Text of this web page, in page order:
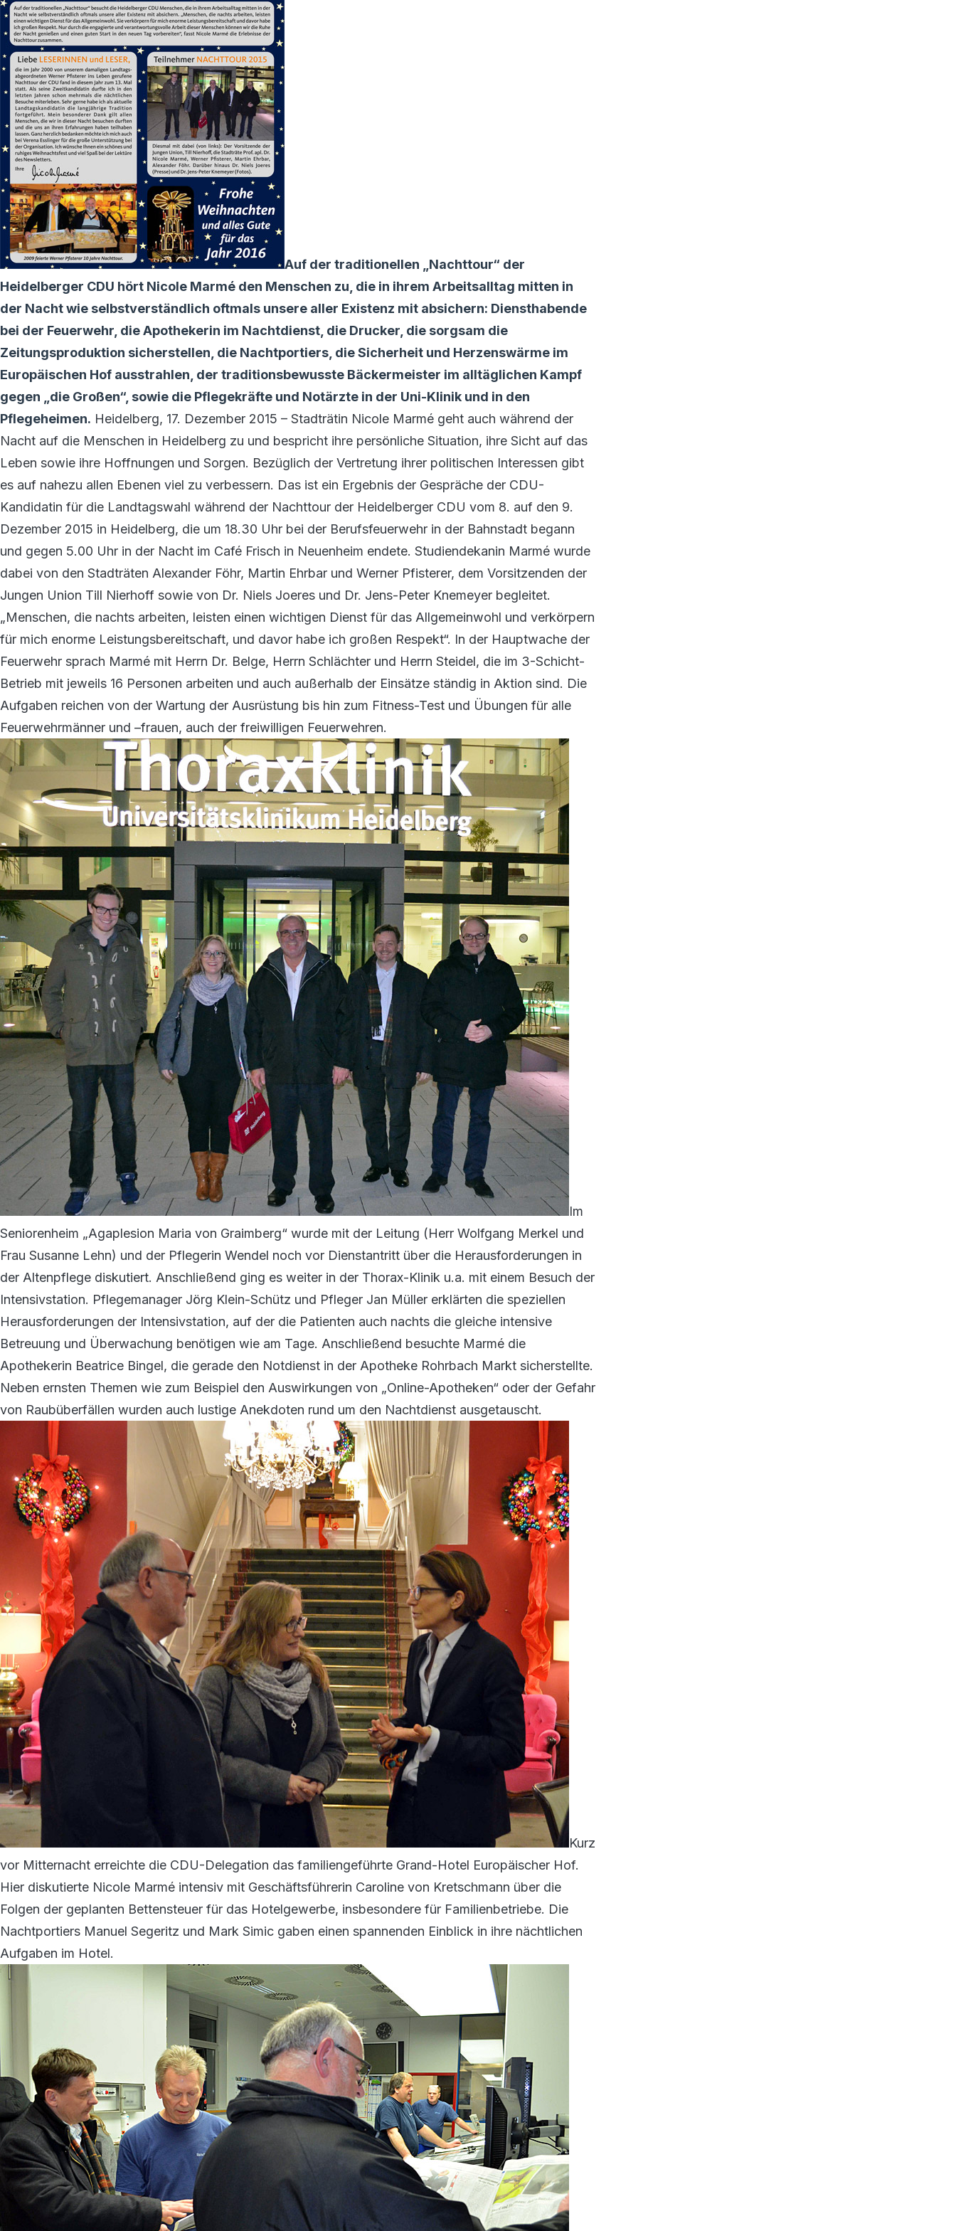
Auf der traditionellen „Nachttour“ der
Heidelberger CDU hört Nicole Marmé den Menschen zu, die in ihrem Arbeitsalltag mitten in
der Nacht wie selbstverständlich oftmals unsere aller Existenz mit absichern: Diensthabende
bei der Feuerwehr, die Apothekerin im Nachtdienst, die Drucker, die sorgsam die
Zeitungsproduktion sicherstellen, die Nachtportiers, die Sicherheit und Herzenswärme im
Europäischen Hof ausstrahlen, der traditionsbewusste Bäckermeister im alltäglichen Kampf
gegen „die Großen“, sowie die Pflegekräfte und Notärzte in der Uni-Klinik und in den
Pflegeheimen. Heidelberg, 17. Dezember 2015 – Stadträtin Nicole Marmé geht auch während der
Nacht auf die Menschen in Heidelberg zu und bespricht ihre persönliche Situation, ihre Sicht auf das
Leben sowie ihre Hoffnungen und Sorgen. Bezüglich der Vertretung ihrer politischen Interessen gibt
es auf nahezu allen Ebenen viel zu verbessern. Das ist ein Ergebnis der Gespräche der CDU-
Kandidatin für die Landtagswahl während der Nachttour der Heidelberger CDU vom 8. auf den 9.
Dezember 2015 in Heidelberg, die um 18.30 Uhr bei der Berufsfeuerwehr in der Bahnstadt begann
und gegen 5.00 Uhr in der Nacht im Café Frisch in Neuenheim endete. Studiendekanin Marmé wurde
dabei von den Stadträten Alexander Föhr, Martin Ehrbar und Werner Pfisterer, dem Vorsitzenden der
Jungen Union Till Nierhoff sowie von Dr. Niels Joeres und Dr. Jens-Peter Knemeyer begleitet.
„Menschen, die nachts arbeiten, leisten einen wichtigen Dienst für das Allgemeinwohl und verkörpern
für mich enorme Leistungsbereitschaft, und davor habe ich großen Respekt“. In der Hauptwache der
Feuerwehr sprach Marmé mit Herrn Dr. Belge, Herrn Schlächter und Herrn Steidel, die im 3-Schicht-
Betrieb mit jeweils 16 Personen arbeiten und auch außerhalb der Einsätze ständig in Aktion sind. Die
Aufgaben reichen von der Wartung der Ausrüstung bis hin zum Fitness-Test und Übungen für alle
Feuerwehrmänner und –frauen, auch der freiwilligen Feuerwehren.
Im
Seniorenheim „Agaplesion Maria von Graimberg“ wurde mit der Leitung (Herr Wolfgang Merkel und
Frau Susanne Lehn) und der Pflegerin Wendel noch vor Dienstantritt über die Herausforderungen in
der Altenpflege diskutiert. Anschließend ging es weiter in der Thorax-Klinik u.a. mit einem Besuch der
Intensivstation. Pflegemanager Jörg Klein-Schütz und Pfleger Jan Müller erklärten die speziellen
Herausforderungen der Intensivstation, auf der die Patienten auch nachts die gleiche intensive
Betreuung und Überwachung benötigen wie am Tage. Anschließend besuchte Marmé die
Apothekerin Beatrice Bingel, die gerade den Notdienst in der Apotheke Rohrbach Markt sicherstellte.
Neben ernsten Themen wie zum Beispiel den Auswirkungen von „Online-Apotheken“ oder der Gefahr
von Raubüberfällen wurden auch lustige Anekdoten rund um den Nachtdienst ausgetauscht.
Kurz
vor Mitternacht erreichte die CDU-Delegation das familiengeführte Grand-Hotel Europäischer Hof.
Hier diskutierte Nicole Marmé intensiv mit Geschäftsführerin Caroline von Kretschmann über die
Folgen der geplanten Bettensteuer für das Hotelgewerbe, insbesondere für Familienbetriebe. Die
Nachtportiers Manuel Segeritz und Mark Simic gaben einen spannenden Einblick in ihre nächtlichen
Aufgaben im Hotel.